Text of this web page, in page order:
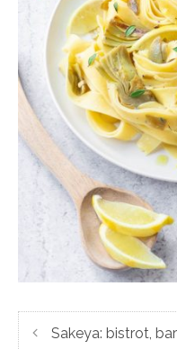
Sakeya: bistrot,